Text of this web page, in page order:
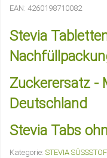
EAN: 4260198710082
Stevia
Zuckerersatz -
Deutschland
Stevia Tabs
Kategorie: STEVIA